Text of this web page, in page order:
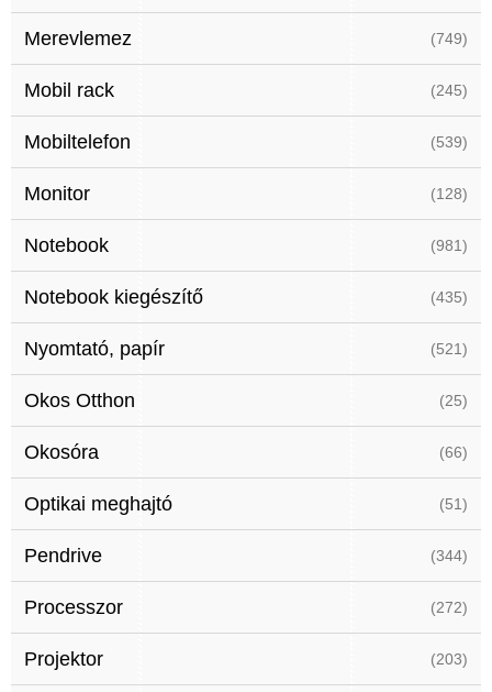
Merevlemez (749)
Mobil rack (245)
Mobiltelefon (539)
Monitor (128)
Notebook (981)
Notebook kiegészítő (435)
Nyomtató, papír (521)
Okos Otthon (25)
Okosóra (66)
Optikai meghajtó (51)
Pendrive (344)
Processzor (272)
Projektor (203)